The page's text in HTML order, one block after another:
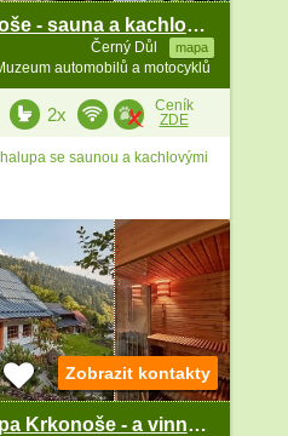
Chalupa Krkonoše - sauna a kachlová kamna
Černý Důl mapa
automobilů a motocyklů
2x
Ceník
ZDE
se saunou a kachlovými
Wellness chalupa Krkonoše - a vinný sklep
Zobrazit kontakty